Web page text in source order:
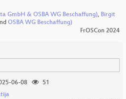
GmbH & OSBA WG Beschaffung), Birgit
OSBA WG Beschaffung)
FrOSCon 2024
06-08
51